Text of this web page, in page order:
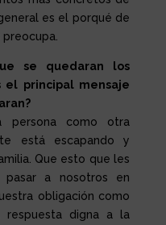
es el porqué de
se quedaran los
el principal mensaje
persona como otra
está escapando y
Que esto que les
a nosotros en
obligación como
respuesta digna a la